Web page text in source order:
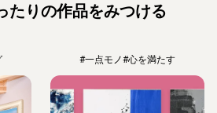
たりの作品をみつける
#一点モノ#心を満たす